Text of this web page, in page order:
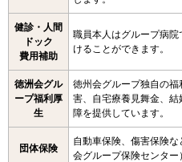
健診・人間
ドック
費用補助
職員本人はグループ病
けることができます。
徳洲会グル
ープ福利厚
生
徳州会グループ独自の
害、自宅療養見舞金、
障を提供しています。
団体保険
自動車保険、傷害保険
会グループ保険センター）